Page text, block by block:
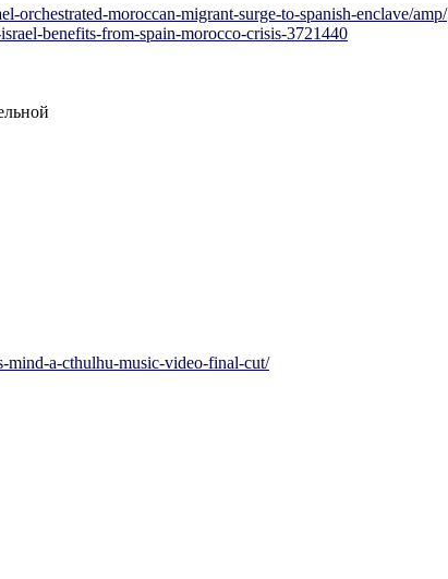
orchestrated-moroccan-migrant-surge-to-spanish-enclave/amp/
benefits-from-spain-morocco-crisis-3721440
mind-a-cthulhu-music-video-final-cut/